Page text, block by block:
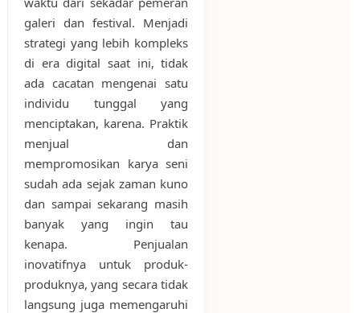
galeri dan festival. Menjadi
strategi yang lebih kompleks
di era digital saat ini, tidak
ada cacatan mengenai satu
individu tunggal yang
menciptakan, karena. Praktik
menjual dan
mempromosikan karya seni
sudah ada sejak zaman kuno
dan sampai sekarang masih
banyak yang ingin tau
kenapa. Penjualan
inovatifnya untuk produk-
produknya, yang secara tidak
langsung juga memengaruhi